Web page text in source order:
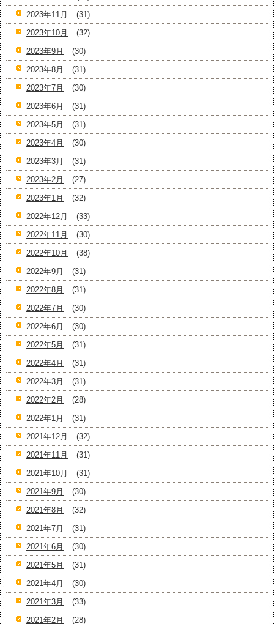
2023年11月
(31)
2023年10月
(32)
2023年9月
(30)
2023年8月
(31)
2023年7月
(30)
2023年6月
(31)
2023年5月
(31)
2023年4月
(30)
2023年3月
(31)
2023年2月
(27)
2023年1月
(32)
2022年12月
(33)
2022年11月
(30)
2022年10月
(38)
2022年9月
(31)
2022年8月
(31)
2022年7月
(30)
2022年6月
(30)
2022年5月
(31)
2022年4月
(31)
2022年3月
(31)
2022年2月
(28)
2022年1月
(31)
2021年12月
(32)
2021年11月
(31)
2021年10月
(31)
2021年9月
(30)
2021年8月
(32)
2021年7月
(31)
2021年6月
(30)
2021年5月
(31)
2021年4月
(30)
2021年3月
(33)
2021年2月
(28)